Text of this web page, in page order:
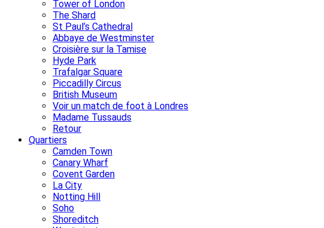
Tower of London
The Shard
St Paul’s Cathedral
Abbaye de Westminster
Croisière sur la Tamise
Hyde Park
Trafalgar Square
Piccadilly Circus
British Museum
Voir un match de foot à Londres
Madame Tussauds
Retour
Quartiers
Camden Town
Canary Wharf
Covent Garden
La City
Notting Hill
Soho
Shoreditch